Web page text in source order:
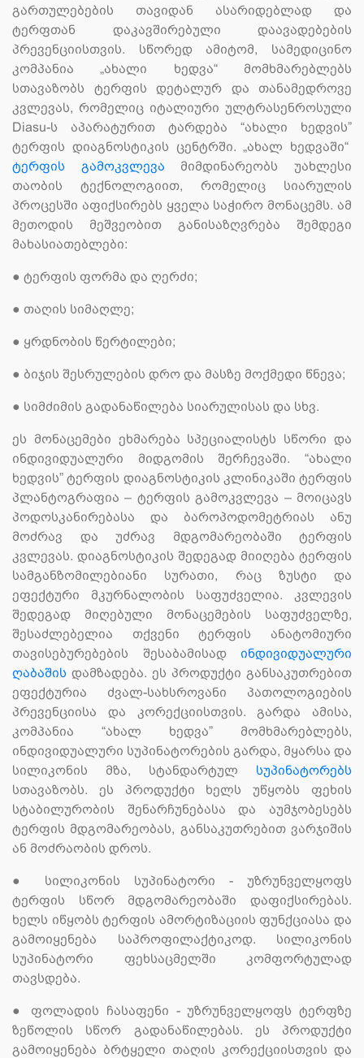
გართულებების თავიდან ასარიდებლად და
ტერფთან დაკავშირებული დაავადებების
პრევენციისთვის. სწორედ ამიტომ, სამედიცინო
კომპანია „ახალი ხედვა“ მომხმარებლებს
სთავაზობს ტერფის დეტალურ და თანამედროვე
კვლევას, რომელიც იტალიური ულტრასენროსული
Diasu-ს აპარატურით ტარდება “ახალი ხედვის”
ტერფის დიაგნოსტიკის ცენტრში. „ახალ ხედვაში“
ტერფის გამოკვლევა მიმდინარეობს უახლესი
თაობის ტექნოლოგიით, რომელიც სიარულის
პროცესში აფიქსირებს ყველა საჭირო მონაცემს. ამ
მეთოდის მეშვეობით განისაზღვრება შემდეგი
მახასიათებლები:
● ტერფის ფორმა და ღერძი;
● თაღის სიმაღლე;
● ყრდნობის წერტილები;
● ბიჯის შესრულების დრო და მასზე მოქმედი წნევა;
● სიმძიმის გადანაწილება სიარულისას და სხვ.
ეს მონაცემები ეხმარება სპეციალისტს სწორი და
ინდივიდუალური მიდგომის შერჩევაში. “ახალი
ხედვის” ტერფის დიაგნოსტიკის კლინიკაში ტერფის
პლანტოგრაფია – ტერფის გამოკვლევა – მოიცავს
პოდოსკანირებასა და ბაროპოდომეტრიას ანუ
მოძრავ და უძრავ მდგომარეობაში ტერფის
კვლევას. დიაგნოსტიკის შედეგად მიიღება ტერფის
სამგანზომილებიანი სურათი, რაც ზუსტი და
ეფექტური მკურნალობის საფუძველია. კვლევის
შედეგად მიღებული მონაცემების საფუძველზე,
შესაძლებელია თქვენი ტერფის ანატომიური
თავისებურებების შესაბამისად ინდივიდუალური
ღაბაშის დამზადება. ეს პროდუქტი განსაკუთრებით
ეფექტურია ძვალ-სახსროვანი პათოლოგიების
პრევენციისა და კორექციისთვის. გარდა ამისა,
კომპანია “ახალ ხედვა” მომხმარებლებს,
ინდივიდუალური სუპინატორების გარდა, მყარსა და
სილიკონის მზა, სტანდარტულ სუპინატორებს
სთავაზობს. ეს პროდუქტი ხელს უწყობს ფეხის
სტაბილურობის შენარჩუნებასა და აუმჯობესებს
ტერფის მდგომარეობას, განსაკუთრებით ვარჯიშის
ან მოძრაობის დროს.
●
სილიკონის სუპინატორი - უზრუნველყოფს
ტერფის სწორ მდგომარეობაში დაფიქსირებას.
ხელს იწყობს ტერფის ამორტიზაციის ფუნქციასა და
გამოიყენება საპროფილაქტიკოდ. სილიკონის
სუპინატორი ფეხსაცმელში კომფორტულად
თავსდება.
●
ფოლადის ჩასაფენი - უზრუნველყოფს ტერფზე
ზეწოლის სწორ გადანაწილებას. ეს პროდუქტი
გამოიყენება ბრტყელი თაღის კორექციისთვის და